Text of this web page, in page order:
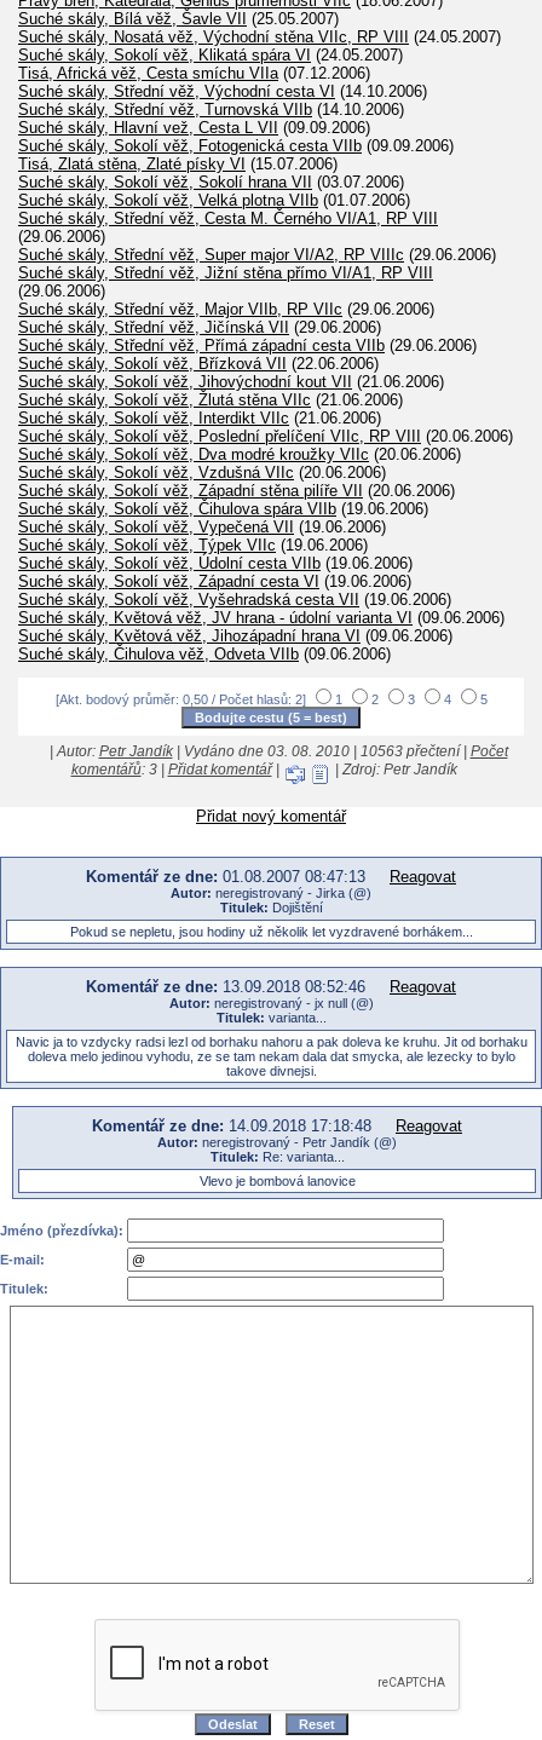
Suché skály, Bílá věž, Šavle VII
(25.05.2007)
Suché skály, Nosatá věž, Východní stěna VIIc, RP VIII
(24.05.2007)
Suché skály, Sokolí věž, Klikatá spára VI (24.05.2007)
Tisá, Africká věž, Cesta smíchu VIIa (07.12.2006)
Suché skály, Střední věž, Východní cesta VI (14.10.2006)
Suché skály, Střední věž, Turnovská VIIb (14.10.2006)
Suché skály, Hlavní vež, Cesta L VII
(09.09.2006)
Suché skály, Sokolí věž, Fotogenická cesta VIIb (09.09.2006)
Tisá, Zlatá stěna, Zlaté písky VI (15.07.2006)
Suché skály, Sokolí věž, Sokolí hrana VII
(03.07.2006)
Suché skály, Sokolí věž, Velká plotna VIIb (01.07.2006)
Suché skály, Střední věž, Cesta M. Černého VI/A1, RP VIII
(29.06.2006)
Suché skály, Střední věž, Super major VI/A2, RP VIIIc (29.06.2006)
Suché skály, Střední věž, Jižní stěna přímo VI/A1, RP VIII
(29.06.2006)
Suché skály, Střední věž, Major VIIb, RP VIIc (29.06.2006)
Suché skály, Střední věž, Jičínská VII
(29.06.2006)
Suché skály, Střední věž, Přímá západní cesta VIIb (29.06.2006)
Suché skály, Sokolí věž, Břízková VII
(22.06.2006)
Suché skály, Sokolí věž, Jihovýchodní kout VII
(21.06.2006)
Suché skály, Sokolí věž, Žlutá stěna VIIc (21.06.2006)
Suché skály, Sokolí věž, Interdikt VIIc (21.06.2006)
Suché skály, Sokolí věž, Poslední přelíčení VIIc, RP VIII
(20.06.2006)
Suché skály, Sokolí věž, Dva modré kroužky VIIc (20.06.2006)
Suché skály, Sokolí věž, Vzdušná VIIc (20.06.2006)
Suché skály, Sokolí věž, Západní stěna pilíře VII
(20.06.2006)
Suché skály, Sokolí věž, Čihulova spára VIIb (19.06.2006)
Suché skály, Sokolí věž, Vypečená VII
(19.06.2006)
Suché skály, Sokolí věž, Týpek VIIc (19.06.2006)
Suché skály, Sokolí věž, Údolní cesta VIIb (19.06.2006)
Suché skály, Sokolí věž, Západní cesta VI (19.06.2006)
Suché skály, Sokolí věž, Vyšehradská cesta VII
(19.06.2006)
Suché skály, Květová věž, JV hrana - údolní varianta VI (09.06.2006)
Suché skály, Květová věž, Jihozápadní hrana VI (09.06.2006)
Suché skály, Čihulova věž, Odveta VIIb (09.06.2006)
[Akt. bodový průměr: 0,50 / Počet hlasů: 2] 1 2 3 4 5
| Autor: Petr Jandík| Vydáno dne 03. 08. 2010 | 10563 přečtení | Počet
komentářů: 3 | Přidat komentář| | Zdroj: Petr Jandík
Přidat nový komentář
Komentář ze dne: 01.08.2007 08:47:13 Reagovat
Autor: neregistrovaný - Jirka (@)
Titulek: Dojištění
Pokud se nepletu, jsou hodiny už několik let vyzdravené borhákem...
Komentář ze dne: 13.09.2018 08:52:46 Reagovat
Autor: neregistrovaný - jx null (@)
Titulek: varianta...
Navic ja to vzdycky radsi lezl od borhaku nahoru a pak doleva ke kruhu. Jit od borhaku
doleva melo jedinou vyhodu, ze se tam nekam dala dat smycka, ale lezecky to bylo
takove divnejsi.
Komentář ze dne: 14.09.2018 17:18:48 Reagovat
Autor: neregistrovaný - Petr Jandík (@)
Titulek: Re: varianta...
Vlevo je bombová lanovice
Jméno (přezdívka):
E-mail:
Titulek: